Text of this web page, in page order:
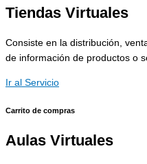
Tiendas Virtuales
Consiste en la distribución,
de información de productos o
Ir al Servicio
Carrito de compras
Aulas Virtuales